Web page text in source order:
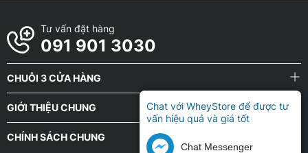
Tư vấn đặt hàng
091 901 3030
CHUỖI 3 CỬA HÀNG
GIỚI THIỆU CHUNG
CHÍNH SÁCH CHUNG
Chat với WheyStore để được tư
vấn hiệu quả và giá tốt
Chat Messenger